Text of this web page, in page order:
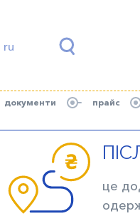
ru
документи прайс
це